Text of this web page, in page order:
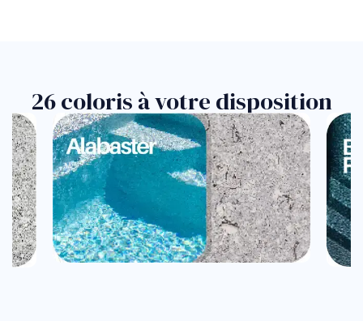
26 coloris à votre disposition